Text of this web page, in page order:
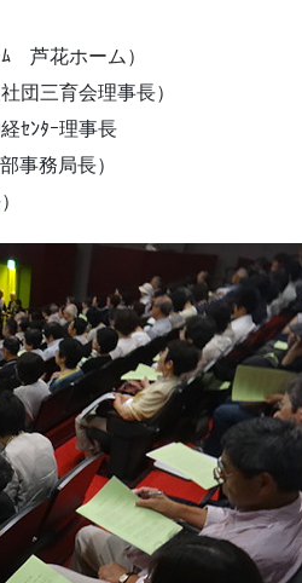
芦花ホーム）
三育会理事長）
ｾﾝﾀｰ理事長
局長）